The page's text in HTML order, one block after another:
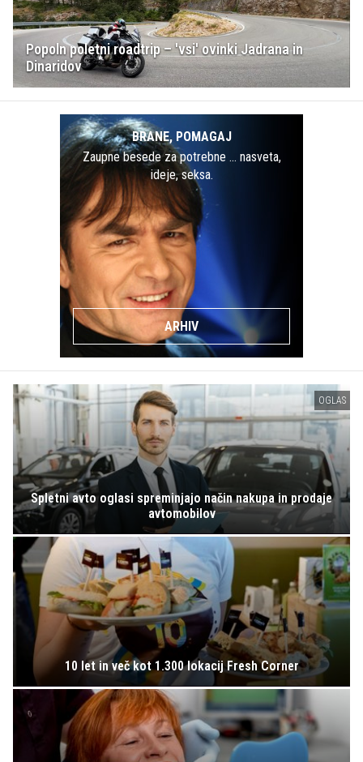
Popoln poletni roadtrip – 'vsi' ovinki Jadrana in
Dinaridov
BRANE, POMAGAJ
Zaupne besede za potrebne … nasveta,
ideje, seksa.
ARHIV
OGLAS
Spletni avto oglasi spreminjajo način nakupa in prodaje
avtomobilov
10 let in več kot 1.300 lokacij Fresh Corner